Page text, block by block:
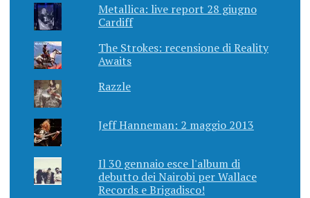
Metallica: live report 28 giugno
Cardiff
The Strokes: recensione di Reality
Awaits
Razzle
Jeff Hanneman: 2 maggio 2013
Il 30 gennaio esce l'album di
debutto dei Nairobi per Wallace
Records e Brigadisco!